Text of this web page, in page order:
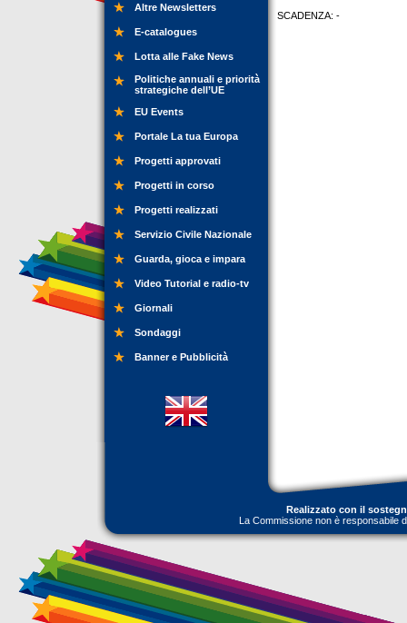
Altre Newsletters
E-catalogues
Lotta alle Fake News
Politiche annuali e priorità
strategiche dell’UE
EU Events
Portale La tua Europa
Progetti approvati
Progetti in corso
Progetti realizzati
Servizio Civile Nazionale
Guarda, gioca e impara
Video Tutorial e radio-tv
Giornali
Sondaggi
Banner e Pubblicità
SCADENZA: -
Realizzato con il
La Commissione non è responsabile